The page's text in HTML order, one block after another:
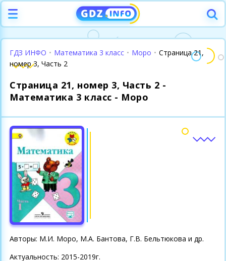
ГДЗ ИНФО • Математика 3 класс • Моро • Страница 21,
номер 3, Часть 2
Страница 21, номер 3, Часть 2 -
Математика 3 класс - Моро
Авторы: М.И. Моро, М.А. Бантова, Г.В. Бельтюкова и др.
Актуальность: 2015-2019г.